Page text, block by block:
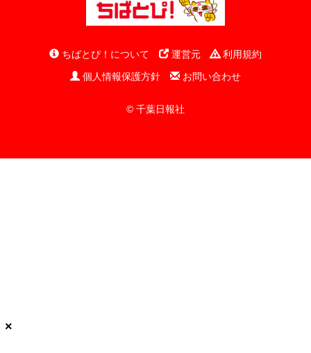
ちばとぴ！について 運営元
利用規約
個人情報保護方針
お問い合わせ
© 千葉日報社
×